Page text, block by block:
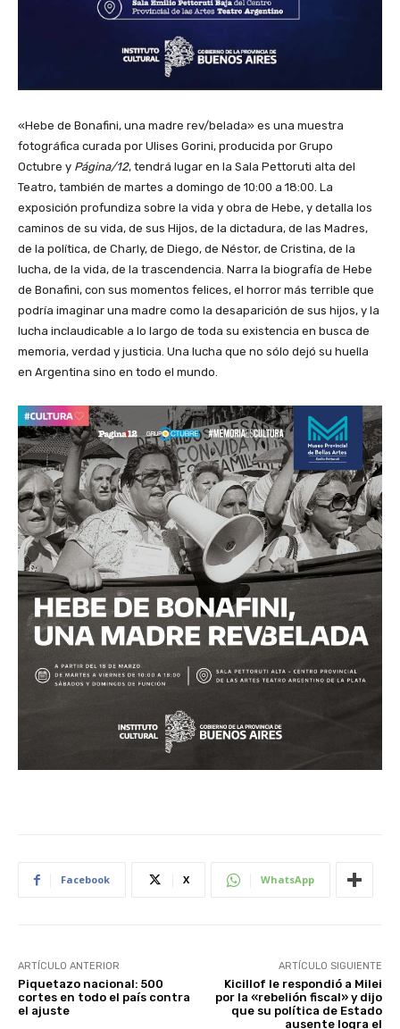
«Hebe de Bonafini, una madre rev/belada» es una muestra
fotográfica curada por Ulises Gorini, producida por Grupo
Octubre y Página/12, tendrá lugar en la Sala Pettoruti alta del
Teatro, también de martes a domingo de 10:00 a 18:00. La
exposición profundiza sobre la vida y obra de Hebe, y detalla los
caminos de su vida, de sus Hijos, de la dictadura, de las Madres,
de la política, de Charly, de Diego, de Néstor, de Cristina, de la
lucha, de la vida, de la trascendencia. Narra la biografía de Hebe
de Bonafini, con sus momentos felices, el horror más terrible que
podría imaginar una madre como la desaparición de sus hijos, y la
lucha inclaudicable a lo largo de toda su existencia en busca de
memoria, verdad y justicia. Una lucha que no sólo dejó su huella
en Argentina sino en todo el mundo.
Facebook X WhatsApp
ARTÍCULO ANTERIOR
Piquetazo nacional: 500
cortes en todo el país contra
el ajuste
ARTÍCULO SIGUIENTE
Kicillof le respondió a Milei
por la «rebelión fiscal» y dijo
que su política de Estado
ausente logra el